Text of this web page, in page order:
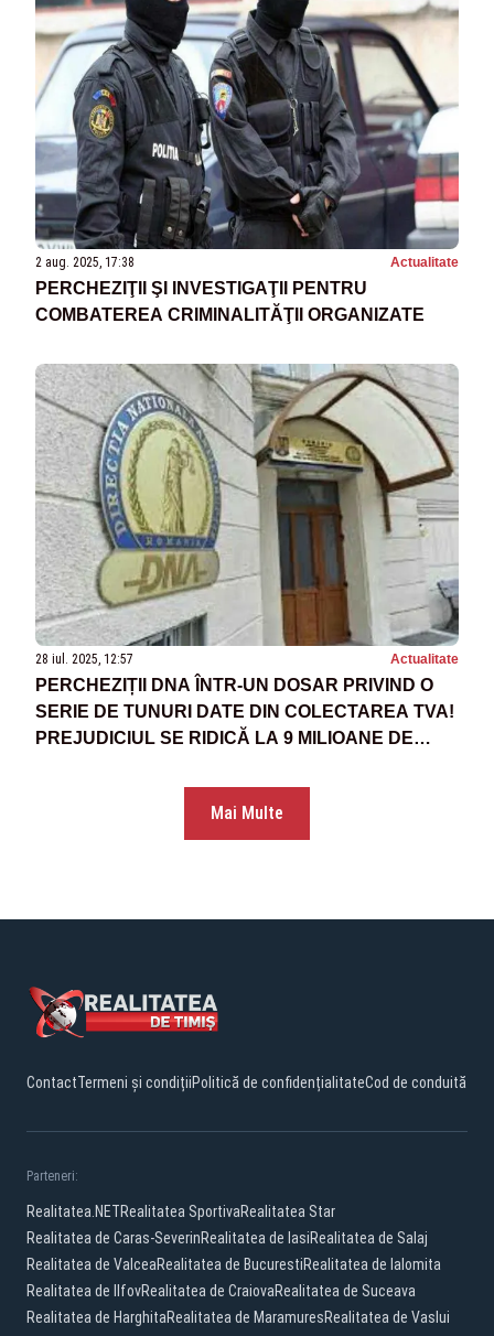
2 aug. 2025, 17:38 Actualitate
PERCHEZIŢII ŞI INVESTIGAŢII PENTRU
COMBATEREA CRIMINALITĂŢII ORGANIZATE
28 iul. 2025, 12:57 Actualitate
PERCHEZIȚII DNA ÎNTR-UN DOSAR PRIVIND O
SERIE DE TUNURI DATE DIN COLECTAREA TVA!
PREJUDICIUL SE RIDICĂ LA 9 MILIOANE DE
Mai Multe
ContactTermeni și condițiiPolitică de confidențialitateCod de conduită
Parteneri:
Realitatea.NETRealitatea SportivaRealitatea Star
Realitatea de Caras-SeverinRealitatea de IasiRealitatea de Salaj
Realitatea de ValceaRealitatea de BucurestiRealitatea de Ialomita
Realitatea de IlfovRealitatea de CraiovaRealitatea de Suceava
Realitatea de HarghitaRealitatea de MaramuresRealitatea de Vaslui